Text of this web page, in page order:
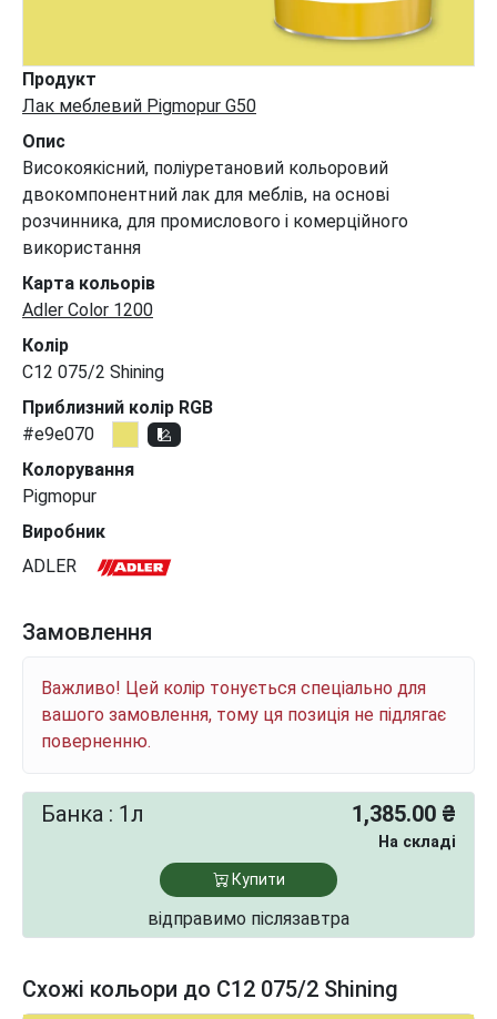
Продукт
Лак меблевий Pigmopur G50
Опис
Високоякісний, поліуретановий кольоровий
двокомпонентний лак для меблів, на основі
розчинника, для промислового і комерційного
використання
Карта кольорів
Adler Color 1200
Колір
C12 075/2 Shining
Приблизний колір RGB
#e9e070
Колорування
Pigmopur
Виробник
ADLER
Замовлення
Важливо! Цей колір тонується спеціально для
вашого замовлення, тому ця позиція не підлягає
поверненню.
Банка : 1л 1,385.00 ₴
На складі
Купити
відправимо післязавтра
Схожі кольори до C12 075/2 Shining